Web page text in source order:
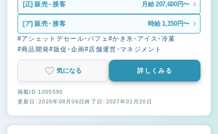
[正] 販売・接客 月給 207,600円〜
[ア] 販売・接客 時給 1,150円〜
#アシェットデセール・パフェ#かき氷・アイス・冷菓
#商品開発#販促・企画#店舗運営・マネジメント
気になる 詳しくみる
掲載ID 1005590
更新日：2026年08月06日終了日：2027年01月20日